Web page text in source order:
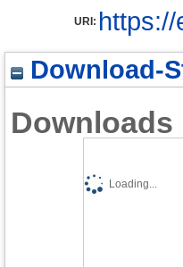
URI:
Download-
Downloads
Loading...